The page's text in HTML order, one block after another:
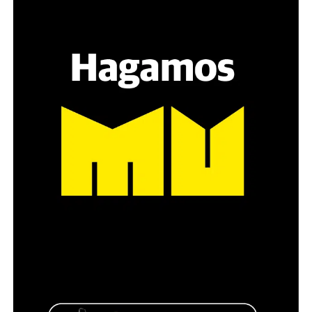
mamá de Lucía Pérez
es a través del interrogante, que puedan encarnar la
pregunta», comparte Gonzalo, de 41 años.